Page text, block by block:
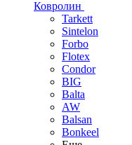
Ковролин
Tarkett
Sintelon
Forbo
Flotex
Condor
BIG
Balta
AW
Balsan
Bonkeel